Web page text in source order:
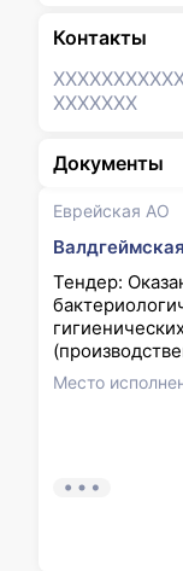
Еврейская АО
Тендер:
Место
Контакты
XXXXXXX
XXXXXXX
Документы